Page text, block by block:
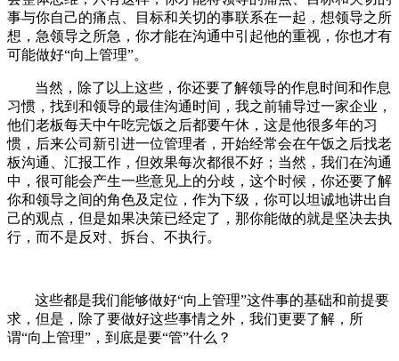
事与你自己的痛点、目标和关切的事联系在一起，想领导之所
想，急领导之所急，你才能在沟通中引起他的重视，你也才有
可能做好“向上管理”。
当然，除了以上这些，你还要了解领导的作息时间和作息
习惯，找到和领导的最佳沟通时间，我之前辅导过一家企业，
他们老板每天中午吃完饭之后都要午休，这是他很多年的习
惯，后来公司新引进一位管理者，开始经常会在午饭之后找老
板沟通、汇报工作，但效果每次都很不好；当然，我们在沟通
中，很可能会产生一些意见上的分歧，这个时候，你还要了解
你和领导之间的角色及定位，作为下级，你可以坦诚地讲出自
己的观点，但是如果决策已经定了，那你能做的就是坚决去执
行，而不是反对、拆台、不执行。
这些都是我们能够做好“向上管理”这件事的基础和前提要
求，但是，除了要做好这些事情之外，我们更要了解，所
谓“向上管理”，到底是要“管”什么？